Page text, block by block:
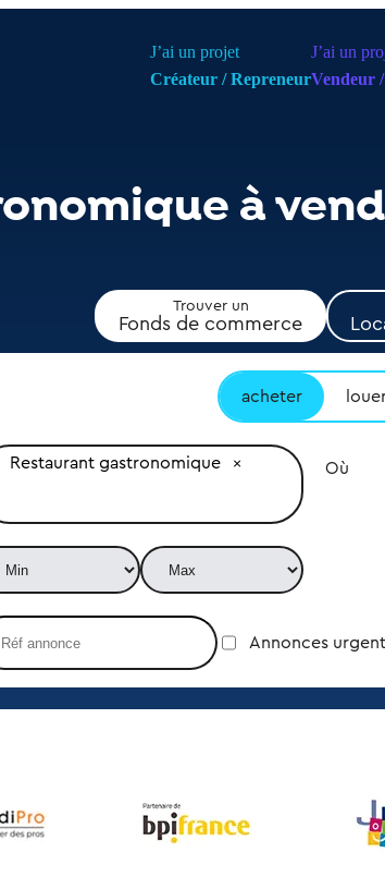
J’ai un projet
Créateur / Repreneur
J’ai un
Vendeur
à
Trouver un
Fonds de commerce
acheter
Restaurant gastronomique Où
Annonces